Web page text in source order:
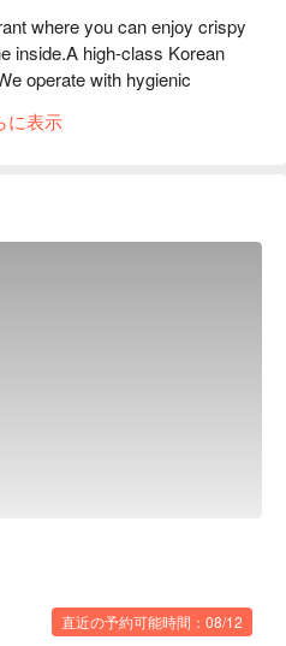
where you can enjoy crispy
inside.A high-class Korean
operate with hygienic
chijimi and bulgogi!
に表示
直近の予約可能時間：08/12